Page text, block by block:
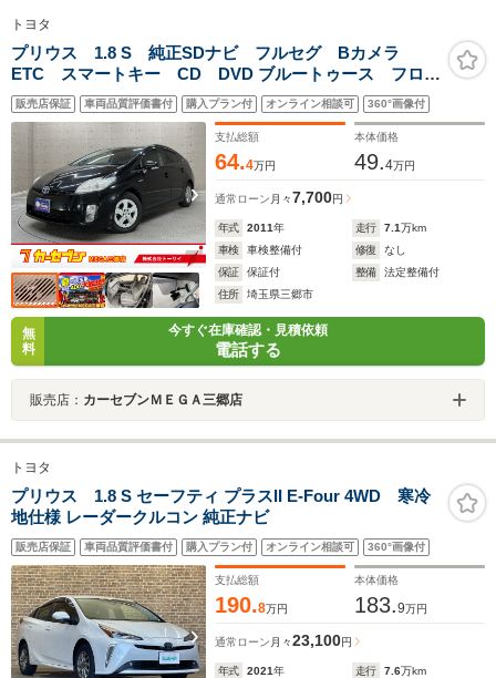
トヨタ
プリウス 1.8 S 純正SDナビ フルセグ Bカメラ
ETC スマートキー CD DVD ブルートゥース フロン
トドラレコ
販売店保証 車両品質評価書付 購入プラン付 オンライン相談可 360°画像付
支払総額
64.4万円
本体価格
49.4万円
通常ローン 月々7,700円
年式 2011年 走行 7.1万km
車検
車検整備付 修復
なし
保証
保証付 整備
法定整備付
住所
埼玉県三郷市
無
料
今すぐ在庫確認・見積依頼
電話する
販売店： カーセブンＭＥＧＡ三郷店
トヨタ
プリウス 1.8 S セーフティ プラスII E-Four 4WD 寒冷
地仕様 レーダークルコン 純正ナビ
販売店保証 車両品質評価書付 購入プラン付 オンライン相談可 360°画像付
支払総額
190.8万円
本体価格
183.9万円
通常ローン 月々23,100円
年式 2021年 走行 7.6万km